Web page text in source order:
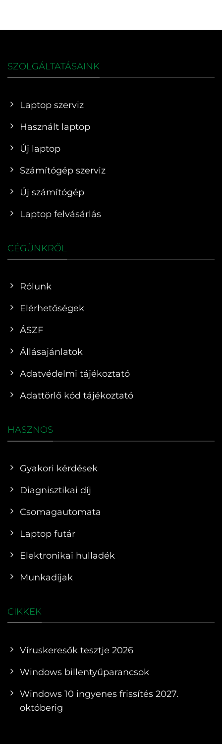
SZOLGÁLTATÁSAINK
Laptop szerviz
Használt laptop
Új laptop
Számítógép szerviz
Új számítógép
Laptop felvásárlás
CÉGÜNKRŐL
Rólunk
Elérhetőségek
ÁSZF
Állásajánlatok
Adatvédelmi tájékoztató
Adattörlő kód tájékoztató
HASZNOS
Gyakori kérdések
Diagnisztikai díj
Csomagautomata
Laptop futár
Elektronikai hulladék
Munkadíjak
CIKKEK
Víruskeresők tesztje 2026
Windows billentyűparancsok
Windows 10 ingyenes frissítés 2027.
októberig